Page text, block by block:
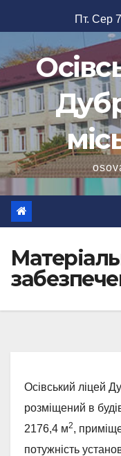
до
вмісту
Пт. Сер
Осівський ліцей
розміщений в
2176,4 м2,
потужність